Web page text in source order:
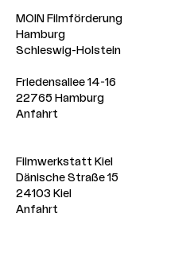
MOIN Filmförderung
Hamburg
Schleswig-Holstein
Friedensallee 14-16
22765 Hamburg
Anfahrt
Filmwerkstatt Kiel
Dänische Straße 15
24103 Kiel
Anfahrt